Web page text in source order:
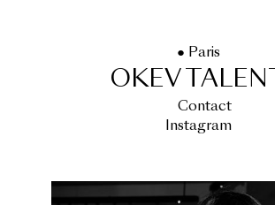
● Paris
OKEV TALENT
Contact
Instagram